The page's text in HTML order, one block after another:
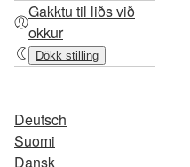
Gakktu til liðs við
okkur
Dökk stilling
Deutsch
Suomi
Dansk